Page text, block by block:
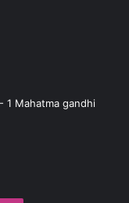
1 Mahatma gandhi